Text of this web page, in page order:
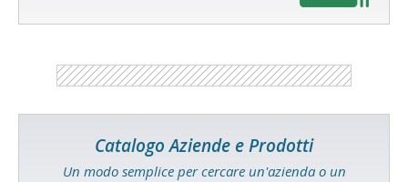
Catalogo Aziende e Prodotti
Un modo semplice per cercare un'azienda o un